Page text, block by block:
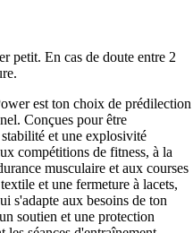
petit. En cas de doute entre 2
est ton choix de prédilection
Conçues pour être
et une explosivité
compétitions de fitness, à la
musculaire et aux courses
et une fermeture à lacets,
s'adapte aux besoins de ton
soutien et une protection